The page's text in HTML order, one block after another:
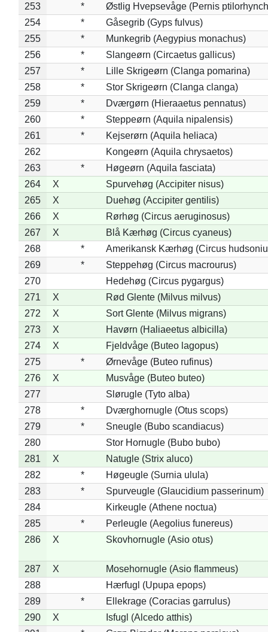
253
*
Østlig Hvepsevåge (Pernis
254
*
Gåsegrib (Gyps fulvus)
255
*
Munkegrib (Aegypius monachus)
256
*
Slangeørn (Circaetus gallicus)
257
*
Lille Skrigeørn (Clanga pomarina)
258
*
Stor Skrigeørn (Clanga clanga)
259
*
Dværgørn (Hieraaetus pennatus)
260
*
Steppeørn (Aquila nipalensis)
261
*
Kejserørn (Aquila heliaca)
262
Kongeørn (Aquila chrysaetos)
263
*
Høgeørn (Aquila fasciata)
264
X
Spurvehøg (Accipiter nisus)
265
X
Duehøg (Accipiter gentilis)
266
X
Rørhøg (Circus aeruginosus)
267
X
Blå Kærhøg (Circus cyaneus)
268
*
Amerikansk Kærhøg (Circus
269
*
Steppehøg (Circus macrourus)
270
Hedehøg (Circus pygargus)
271
X
Rød Glente (Milvus milvus)
272
X
Sort Glente (Milvus migrans)
273
X
Havørn (Haliaeetus albicilla)
274
X
Fjeldvåge (Buteo lagopus)
275
*
Ørnevåge (Buteo rufinus)
276
X
Musvåge (Buteo buteo)
277
Slørugle (Tyto alba)
278
*
Dværghornugle (Otus scops)
279
*
Sneugle (Bubo scandiacus)
280
Stor Hornugle (Bubo bubo)
281
X
Natugle (Strix aluco)
282
*
Høgeugle (Surnia ulula)
283
*
Spurveugle (Glaucidium passerinum)
284
Kirkeugle (Athene noctua)
285
*
Perleugle (Aegolius funereus)
286
X Skovhornugle (Asio otus)
287 X
Mosehornugle (Asio flammeus)
288
Hærfugl (Upupa epops)
289
*
Ellekrage (Coracias garrulus)
290
X
Isfugl (Alcedo atthis)